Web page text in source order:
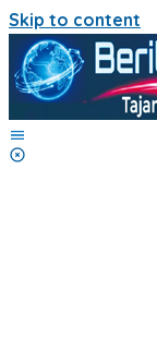
Skip to content